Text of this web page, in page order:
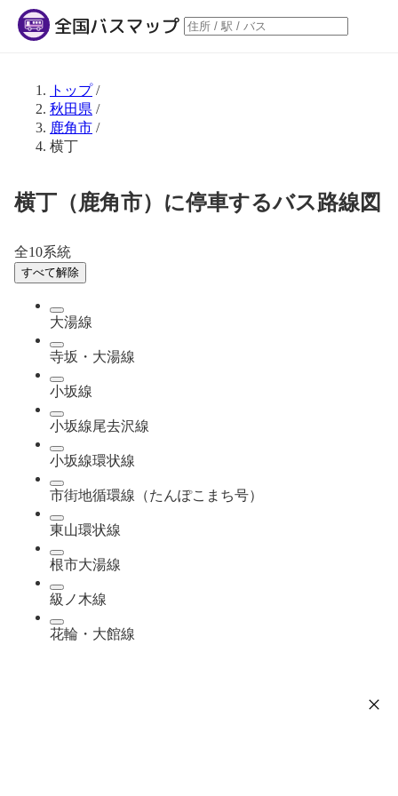
トップ/
秋田県 /
鹿角市 /
横丁
横丁（鹿角市）に停車するバス路線図
全10系統
すべて解除
大湯線
寺坂・大湯線
小坂線
小坂線尾去沢線
小坂線環状線
市街地循環線（たんぽこまち号）
東山環状線
根市大湯線
級ノ木線
花輪・大館線